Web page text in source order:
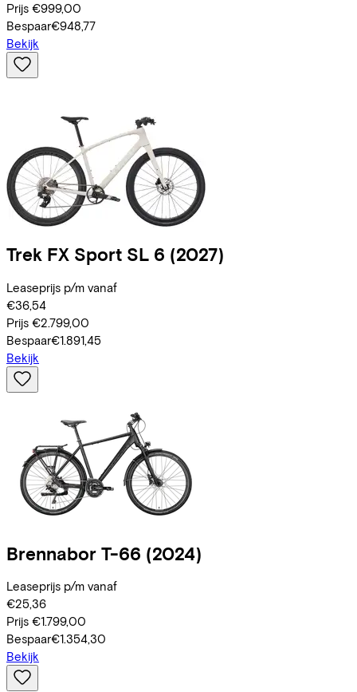
Prijs €999,00
Bespaar€948,77
Bekijk
Trek FX Sport SL 6 (2027)
Leaseprijs p/m vanaf
€36,54
Prijs €2.799,00
Bespaar€1.891,45
Bekijk
Brennabor T-66 (2024)
Leaseprijs p/m vanaf
€25,36
Prijs €1.799,00
Bespaar€1.354,30
Bekijk